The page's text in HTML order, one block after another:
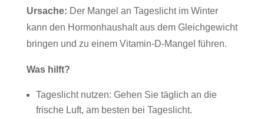
Ursache: Der Mangel an Tageslicht im Winter
kann den Hormonhaushalt aus dem Gleichgewicht
bringen und zu einem Vitamin-D-Mangel führen.
Was hilft?
Tageslicht nutzen: Gehen Sie täglich an die
frische Luft, am besten bei Tageslicht.